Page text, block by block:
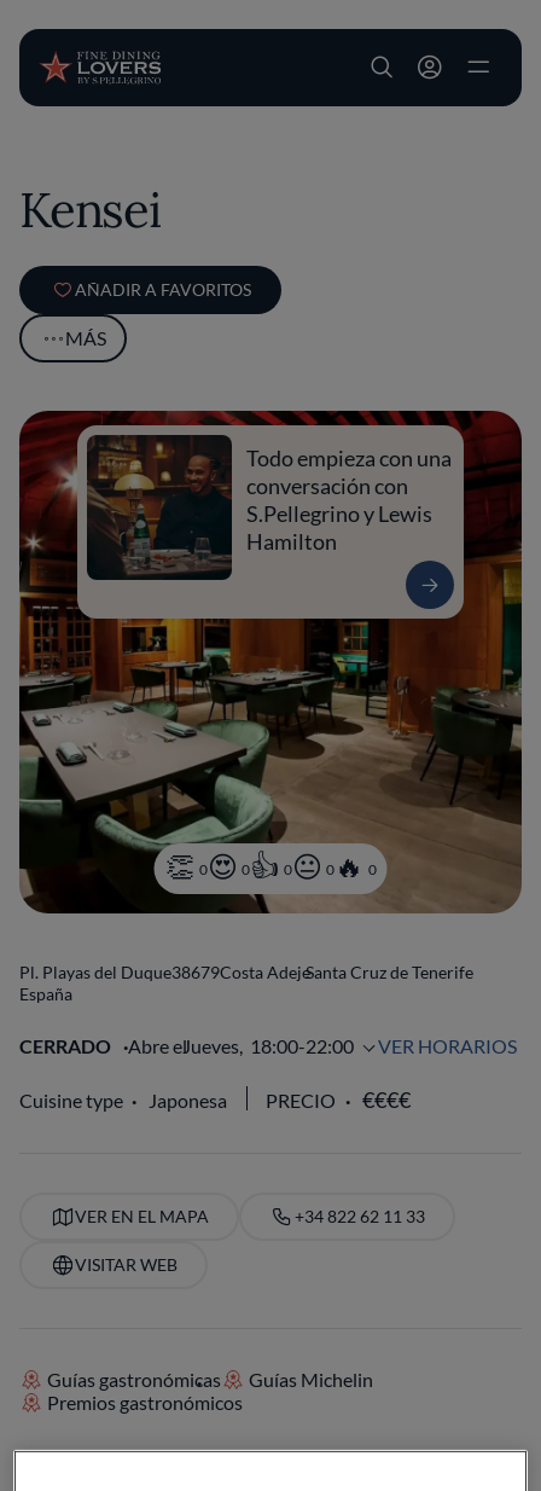
User account
Kensei
AÑADIR A FAVORITOS
MÁS
0 0 0 0 0
Todo empieza con una
conversación con
S.Pellegrino y Lewis
Hamilton
Pl. Playas del Duque38679Costa AdejeSanta Cruz de Tenerife
España
CERRADO Abre elJueves, 18:00-22:00 VER HORARIOS
Cuisine type Japonesa PRECIO
VER EN EL MAPA +34 822 62 11 33
VISITAR WEB
Guías gastronómicas
Guías Michelin
Premios gastronómicos